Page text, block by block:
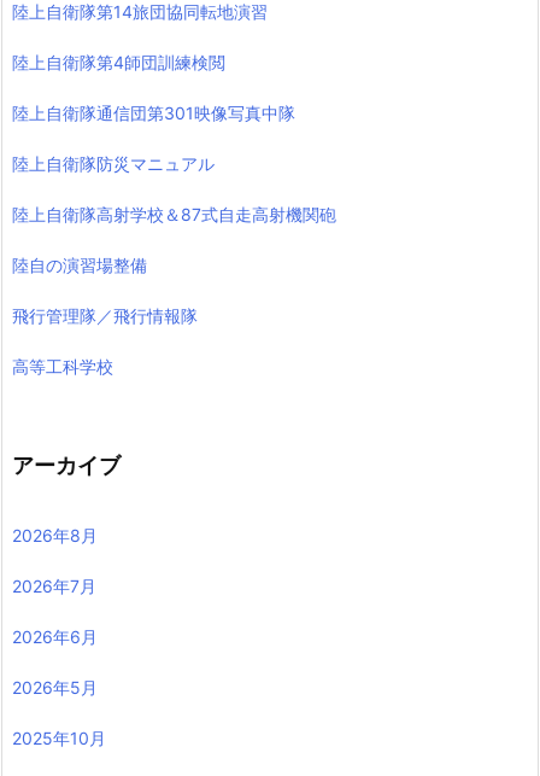
陸上自衛隊第14旅団協同転地演習
陸上自衛隊第4師団訓練検閲
陸上自衛隊通信団第301映像写真中隊
陸上自衛隊防災マニュアル
陸上自衛隊高射学校＆87式自走高射機関砲
陸自の演習場整備
飛行管理隊／飛行情報隊
高等工科学校
アーカイブ
2026年8月
2026年7月
2026年6月
2026年5月
2025年10月